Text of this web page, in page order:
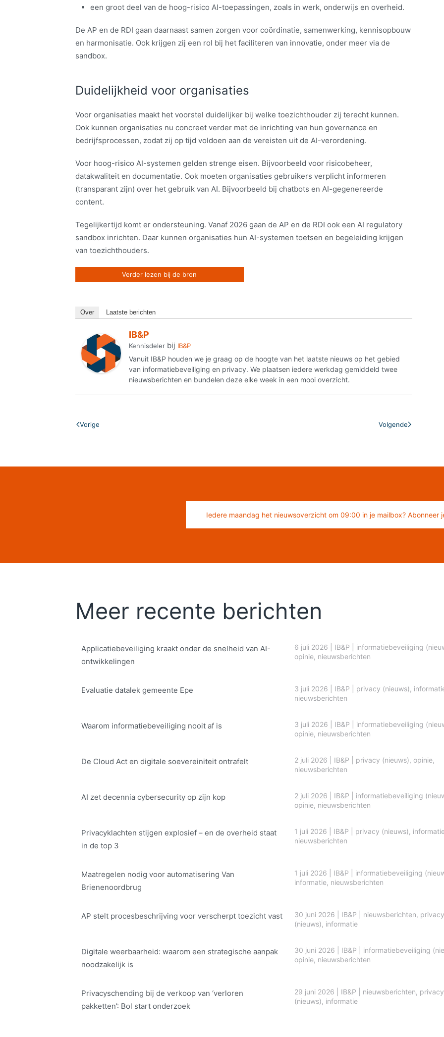
een groot deel van de hoog-risico AI-toepassingen, zoals in werk, onderwijs en overheid.
De AP en de RDI gaan daarnaast samen zorgen voor coördinatie, samenwerking, kennisopbouw
en harmonisatie. Ook krijgen zij een rol bij het faciliteren van innovatie, onder meer via de
sandbox.
Duidelijkheid voor organisaties
Voor organisaties maakt het voorstel duidelijker bij welke toezichthouder zij terecht kunnen.
Ook kunnen organisaties nu concreet verder met de inrichting van hun governance en
bedrijfsprocessen, zodat zij op tijd voldoen aan de vereisten uit de AI-verordening.
Voor hoog-risico AI-systemen gelden strenge eisen. Bijvoorbeeld voor risicobeheer,
datakwaliteit en documentatie. Ook moeten organisaties gebruikers verplicht informeren
(transparant zijn) over het gebruik van AI. Bijvoorbeeld bij chatbots en AI-gegenereerde
content.
Tegelijkertijd komt er ondersteuning. Vanaf 2026 gaan de AP en de RDI ook een AI regulatory
sandbox inrichten. Daar kunnen organisaties hun AI-systemen toetsen en begeleiding krijgen
van toezichthouders.
Verder lezen bij de bron
Over Laatste berichten
IB&P
Kennisdeler bij IB&P
Vanuit IB&P houden we je graag op de hoogte van het laatste nieuws op het gebied
van informatiebeveiliging en privacy. We plaatsen iedere werkdag gemiddeld twee
nieuwsberichten en bundelen deze elke week in een mooi overzicht.
Vorige Volgende
Iedere maandag het nieuwsoverzicht om 09:00 in je mailbox? Abonneer
Meer recente berichten
Applicatiebeveiliging kraakt onder de snelheid van AI-
ontwikkelingen
6 juli 2026 IB&P
informatiebeveiliging
opinie, nieuwsberichten
Evaluatie datalek gemeente Epe 3 juli 2026 IB&P privacy (nieuws),
nieuwsberichten
Waarom informatiebeveiliging nooit af is 3 juli 2026 IB&P
informatiebeveiliging
opinie, nieuwsberichten
De Cloud Act en digitale soe­ve­rei­ni­teit ontrafelt 2 juli 2026 IB&P privacy (nieuws), opinie,
nieuwsberichten
AI zet decennia cybersecurity op zijn kop 2 juli 2026 IB&P
informatiebeveiliging
opinie, nieuwsberichten
Privacyklachten stijgen explosief – en de overheid staat
in de top 3
1 juli 2026 IB&P privacy (nieuws),
nieuwsberichten
Maatregelen nodig voor automatisering Van
Brienenoordbrug
1 juli 2026 IB&P
informatiebeveiliging
informatie, nieuwsberichten
AP stelt procesbeschrijving voor verscherpt toezicht vast 30 juni 2026 IB&P nieuwsberichten, privacy
(nieuws), informatie
Digitale weerbaarheid: waarom een strategische aanpak
noodzakelijk is
30 juni 2026 IB&P
informatiebeveiliging
opinie, nieuwsberichten
Privacyschending bij de verkoop van ‘verloren
pakketten’: Bol start onderzoek
29 juni 2026 IB&P nieuwsberichten, privacy
(nieuws), informatie